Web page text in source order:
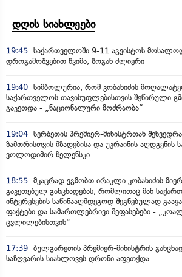
დღის სიახლეები
19:45 საქართველოში 9-11 აგვისტოს
დროგამოშვებით წვიმა, ზოგან ძლიერი
19:40 სიმბოლურია, რომ კობახიძის
საქართველოს თავისუფლებისთვის შეწირული
გაკეთდა - „ნაციონალური მოძრაობა“
19:04 სერბეთის პრემიერ-მინისტრთან
ზამთრისთვის მზადებისა და უკრაინის აღდგენის
ვოლოდიმირ ზელენსკი
18:55 მკაცრად ვგმობთ ირაკლი კობახიძის
გაკეთებულ განცხადებას, რომლითაც მან
ინტერესების საწინააღმდეგოდ შეგნებულად
ფაქტები და სამართლებრივი შეფასებები -
ცვლილებისთვის“
17:39 ბულგარეთის პრემიერ-მინისტრის
საზღვარის სიახლოვეს დრონი აფეთქდა